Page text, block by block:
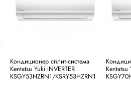
Кондиционер сплит-система
Kentatsu Yuki INVERTER
KSGY53HZRN1/KSRY53HZRN1
Kentatsu